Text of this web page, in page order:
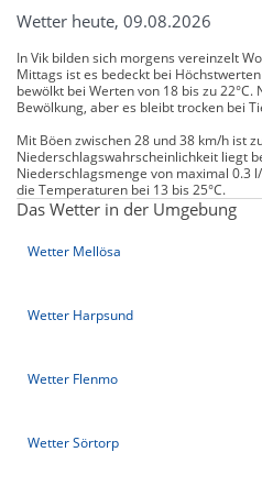
Wetter heute, 09.08.2026
In Vik bilden sich morgens vereinzelt
Mittags ist es bedeckt bei
bewölkt bei Werten von 18 bis zu
Bewölkung, aber es bleibt trocken bei
Mit Böen zwischen 28 und 38 km/h ist
Niederschlagswahrscheinlichkeit liegt
Niederschlagsmenge von maximal 0.3
die Temperaturen bei 13 bis 25°C.
Das Wetter in der Umgebung
Wetter Mellösa
Wetter Harpsund
Wetter Flenmo
Wetter Sörtorp